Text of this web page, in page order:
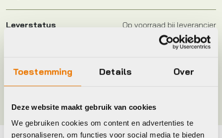
Toestemming Details Over
Deze website maakt gebruik van cookies
We gebruiken cookies om content en advertenties te
personaliseren, om functies voor social media te bieden
Leverstatus Op voorraad bij leverancier
Kleur